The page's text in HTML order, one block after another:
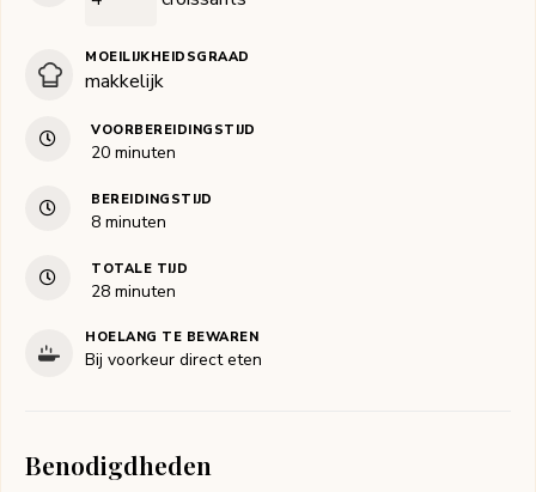
MOEILIJKHEIDSGRAAD
makkelijk
VOORBEREIDINGSTIJD
20minuten
minuten
BEREIDINGSTIJD
8minuten
minuten
TOTALE TIJD
28minuten
minuten
HOELANG TE BEWAREN
Bij voorkeur direct eten
Benodigdheden